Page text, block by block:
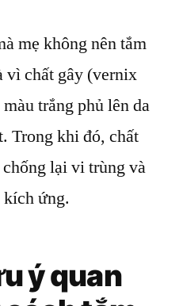
mẹ không nên tắm
vì chất gây (vernix
trắng phủ lên da
Trong khi đó, chất
lại vi trùng và
kích ứng.
ý quan